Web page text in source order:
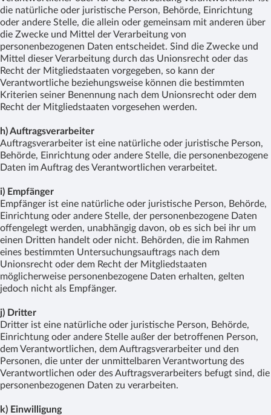
die natürliche oder juristische Person, Behörde, Einrichtung
oder andere Stelle, die allein oder gemeinsam mit anderen über
die Zwecke und Mittel der Verarbeitung von
personenbezogenen Daten entscheidet. Sind die Zwecke und
Mittel dieser Verarbeitung durch das Unionsrecht oder das
Recht der Mitgliedstaaten vorgegeben, so kann der
Verantwortliche beziehungsweise können die bestimmten
Kriterien seiner Benennung nach dem Unionsrecht oder dem
Recht der Mitgliedstaaten vorgesehen werden.
h) Auftragsverarbeiter
Auftragsverarbeiter ist eine natürliche oder juristische Person,
Behörde, Einrichtung oder andere Stelle, die personenbezogene
Daten im Auftrag des Verantwortlichen verarbeitet.
i) Empfänger
Empfänger ist eine natürliche oder juristische Person, Behörde,
Einrichtung oder andere Stelle, der personenbezogene Daten
offengelegt werden, unabhängig davon, ob es sich bei ihr um
einen Dritten handelt oder nicht. Behörden, die im Rahmen
eines bestimmten Untersuchungsauftrags nach dem
Unionsrecht oder dem Recht der Mitgliedstaaten
möglicherweise personenbezogene Daten erhalten, gelten
jedoch nicht als Empfänger.
j) Dritter
Dritter ist eine natürliche oder juristische Person, Behörde,
Einrichtung oder andere Stelle außer der betroffenen Person,
dem Verantwortlichen, dem Auftragsverarbeiter und den
Personen, die unter der unmittelbaren Verantwortung des
Verantwortlichen oder des Auftragsverarbeiters befugt sind, die
personenbezogenen Daten zu verarbeiten.
k) Einwilligung